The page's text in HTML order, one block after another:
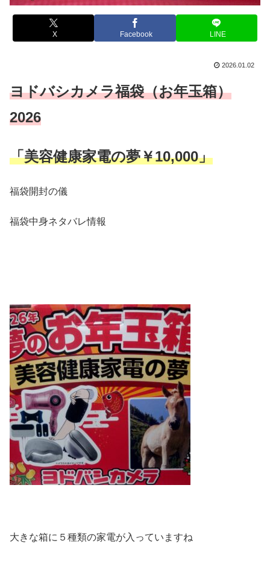
X Facebook LINE
2026.01.02
ヨドバシカメラ福袋（お年玉箱）
2026
「美容健康家電の夢￥10,000」
福袋開封の儀
福袋中身ネタバレ情報
大きな箱に５種類の家電が入っていますね